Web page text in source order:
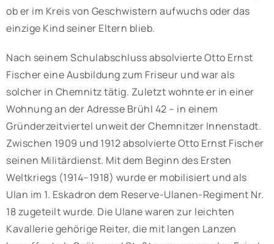
ob er im Kreis von Geschwistern aufwuchs oder das
einzige Kind seiner Eltern blieb.
Nach seinem Schulabschluss absolvierte Otto Ernst
Fischer eine Ausbildung zum Friseur und war als
solcher in Chemnitz tätig. Zuletzt wohnte er in einer
Wohnung an der Adresse Brühl 42 – in einem
Gründerzeitviertel unweit der Chemnitzer Innenstadt.
Zwischen 1909 und 1912 absolvierte Otto Ernst Fischer
seinen Militärdienst. Mit dem Beginn des Ersten
Weltkriegs (1914–1918) wurde er mobilisiert und als
Ulan im 1. Eskadron dem Reserve-Ulanen-Regiment Nr.
18 zugeteilt wurde. Die Ulane waren zur leichten
Kavallerie gehörige Reiter, die mit langen Lanzen